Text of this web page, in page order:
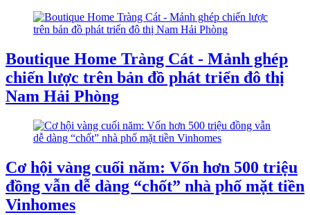
Boutique Home Tràng Cát - Mảnh ghép
chiến lược trên bản đồ phát triển đô thị
Nam Hải Phòng
Cơ hội vàng cuối năm: Vốn hơn 500 triệu
đồng vẫn dễ dàng “chốt” nhà phố mặt tiền
Vinhomes